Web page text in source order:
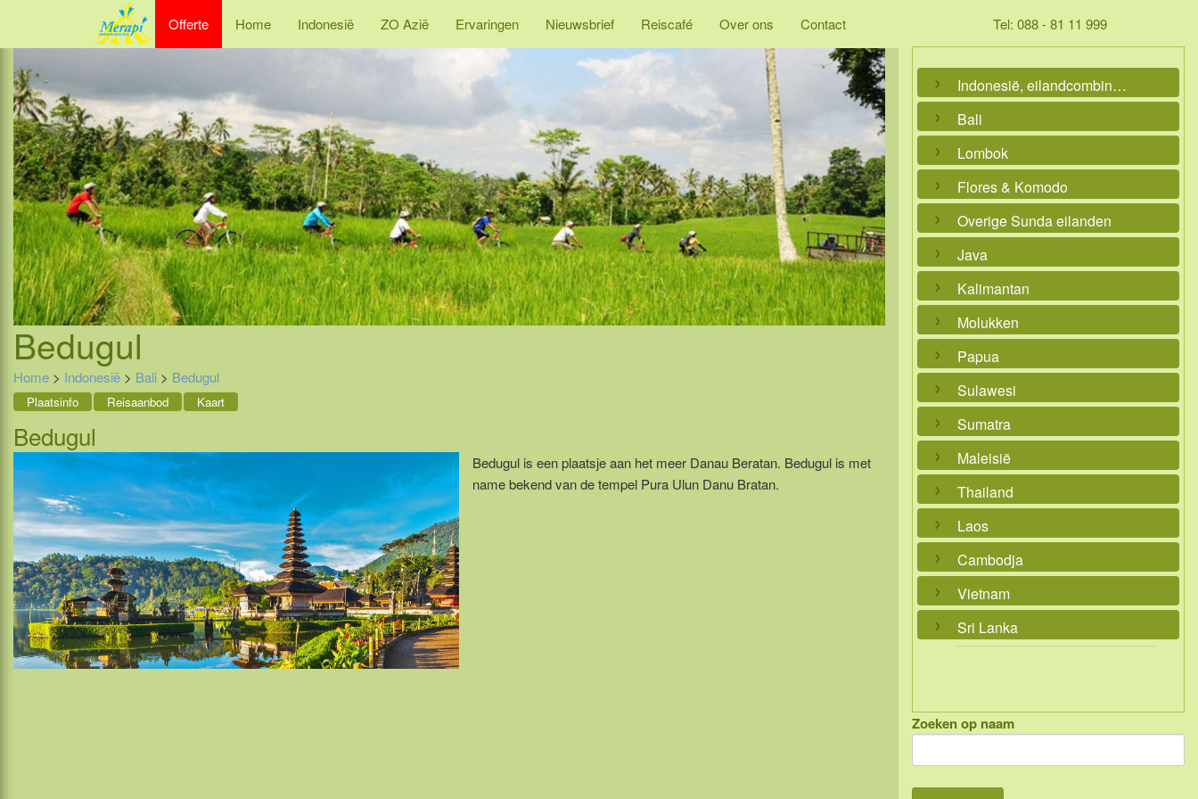
Offerte Home Indonesië ZO Azië Ervaringen Nieuwsbrief Reiscafé Over ons Contact Tel: 088 - 81 11 999
Bedugul
Home > Indonesië > Bali > Bedugul
Plaatsinfo Reisaanbod Kaart
Bedugul
Bedugul is een plaatsje aan het meer Danau Beratan. Bedugul is met
name bekend van de tempel Pura Ulun Danu Bratan.
Indonesië, eilandcombinaties
Bali
Lombok
Flores & Komodo
Overige Sunda eilanden
Java
Kalimantan
Molukken
Papua
Sulawesi
Sumatra
Maleisië
Thailand
Laos
Cambodja
Vietnam
Sri Lanka
Zoeken op naam